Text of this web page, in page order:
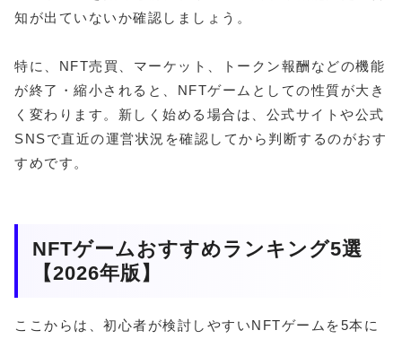
知が出ていないか確認しましょう。
特に、NFT売買、マーケット、トークン報酬などの機能
が終了・縮小されると、NFTゲームとしての性質が大き
く変わります。新しく始める場合は、公式サイトや公式
SNSで直近の運営状況を確認してから判断するのがおす
すめです。
NFTゲームおすすめランキング5選
【2026年版】
ここからは、初心者が検討しやすいNFTゲームを5本に